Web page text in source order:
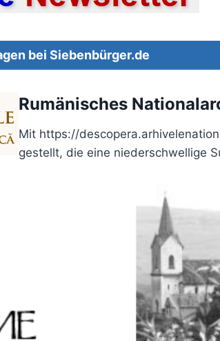
bei Siebenbürger.de
Rumänisches
Mit https://
gestellt, die eine niederschwellige